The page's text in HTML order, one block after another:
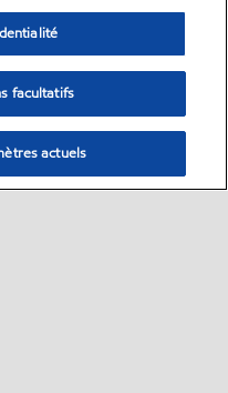
facultatifs
actuels